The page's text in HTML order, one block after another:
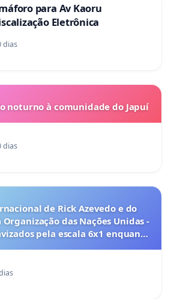
para Av Kaoru
Eletrônica
dias
noturno à comunidade do Japuí
dias
de Rick Azevedo e do
das Nações Unidas -
pela escala 6x1 enquanto